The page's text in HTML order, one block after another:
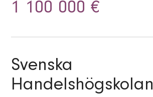
1 100 000 €
Svenska
Handelshögskolan